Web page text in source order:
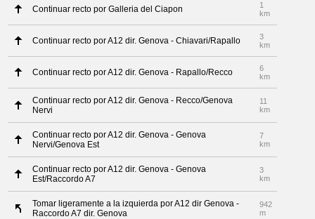
Continuar recto por Galleria del Ciapon
1
km
Continuar recto por A12 dir. Genova - Chiavari/Rapallo
3
km
Continuar recto por A12 dir. Genova - Rapallo/Recco
6
km
Continuar recto por A12 dir. Genova - Recco/Genova
Nervi
11
km
Continuar recto por A12 dir. Genova - Genova
Nervi/Genova Est
7
km
Continuar recto por A12 dir. Genova - Genova
Est/Raccordo A7
3
km
Tomar ligeramente a la izquierda por A12 dir Genova -
Raccordo A7 dir. Genova
942
m